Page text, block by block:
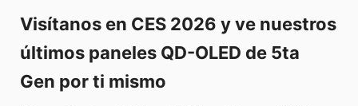
Visítanos en CES 2026 y ve nuestros
últimos paneles QD-OLED de 5ta
Gen por ti mismo